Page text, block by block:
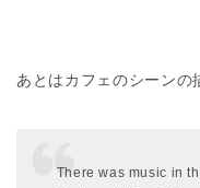
あとはカフェのシーンの
There was music in